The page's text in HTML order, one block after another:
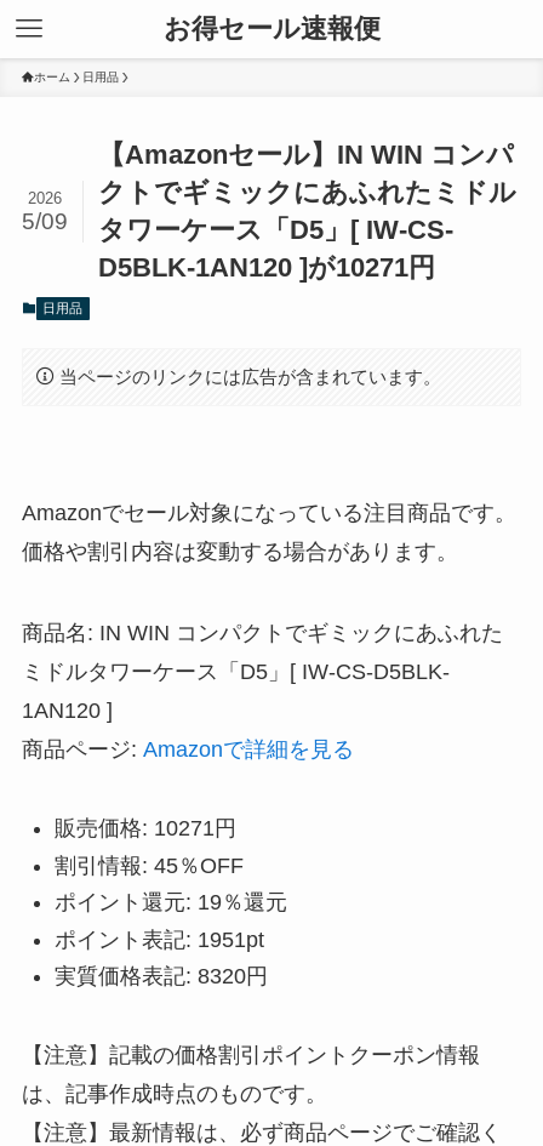
お得セール速報便
ホーム 日用品
【Amazonセール】IN WIN コンパ
クトでギミックにあふれたミドル
タワーケース「D5」[ IW-CS-
D5BLK-1AN120 ]が10271円
2026
5/09
日用品
当ページのリンクには広告が含まれています。
Amazonでセール対象になっている注目商品です。
価格や割引内容は変動する場合があります。
商品名: IN WIN コンパクトでギミックにあふれた
ミドルタワーケース「D5」[ IW-CS-D5BLK-
1AN120 ]
商品ページ: Amazonで詳細を見る
販売価格: 10271円
割引情報: 45％OFF
ポイント還元: 19％還元
ポイント表記: 1951pt
実質価格表記: 8320円
【注意】記載の価格割引ポイントクーポン情報
は、記事作成時点のものです。
【注意】最新情報は、必ず商品ページでご確認く